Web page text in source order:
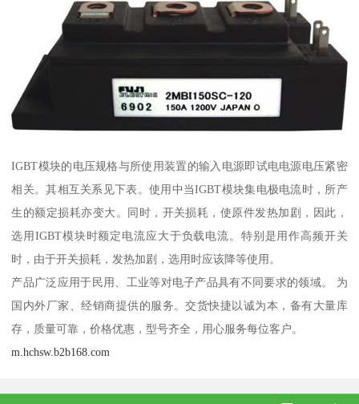
IGBT模块的电压规格与所使用装置的输入电源即试电电源电压紧密
相关。其相互关系见下表。使用中当IGBT模块集电极电流时，所产
生的额定损耗亦变大。同时，开关损耗，使原件发热加剧，因此，
选用IGBT模块时额定电流应大于负载电流。特别是用作高频开关
时，由于开关损耗，发热加剧，选用时应该降等使用。
产品广泛应用于民用、工业等对电子产品具有不同要求的领域。 为
国内外厂家、经销商提供的服务。交货快捷以诚为本，备有大量库
存，质量可靠，价格优惠，型号齐全，用心服务每位客户。
m.hchsw.b2b168.com